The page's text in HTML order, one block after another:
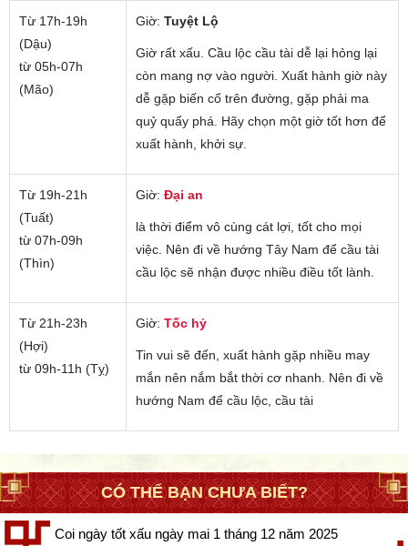
Từ 17h-19h
(Dậu)
từ 05h-07h
(Mão)
Giờ: Tuyệt Lộ
Giờ rất xấu. Cầu lộc cầu tài dễ lại hỏng lại
còn mang nợ vào người. Xuất hành giờ này
dễ gặp biến cố trên đường, gặp phải ma
quỷ quấy phá. Hãy chọn một giờ tốt hơn để
xuất hành, khởi sự.
Từ 19h-21h
(Tuất)
từ 07h-09h
(Thìn)
Giờ: Đại an
là thời điểm vô cùng cát lợi, tốt cho mọi
việc. Nên đi về hướng Tây Nam để cầu tài
cầu lộc sẽ nhận được nhiều điều tốt lành.
Từ 21h-23h
(Hợi)
từ 09h-11h (Tỵ)
Giờ: Tốc hỷ
Tin vui sẽ đến, xuất hành gặp nhiều may
mắn nên nắm bắt thời cơ nhanh. Nên đi về
hướng Nam để cầu lộc, cầu tài
CÓ THỂ BẠN CHƯA BIẾT?
Coi ngày tốt xấu ngày mai 1 tháng 12 năm 2025